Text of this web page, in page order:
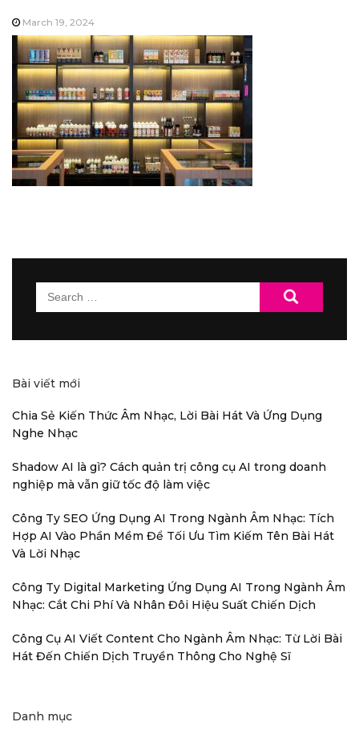
March 19, 2024
Search
for:
Bài viết mới
Chia Sẻ Kiến Thức Âm Nhạc, Lời Bài Hát Và Ứng Dụng
Nghe Nhạc
Shadow AI là gì? Cách quản trị công cụ AI trong doanh
nghiệp mà vẫn giữ tốc độ làm việc
Công Ty SEO Ứng Dụng AI Trong Ngành Âm Nhạc: Tích
Hợp AI Vào Phần Mềm Để Tối Ưu Tìm Kiếm Tên Bài Hát
Và Lời Nhạc
Công Ty Digital Marketing Ứng Dụng AI Trong Ngành Âm
Nhạc: Cắt Chi Phí Và Nhân Đôi Hiệu Suất Chiến Dịch
Công Cụ AI Viết Content Cho Ngành Âm Nhạc: Từ Lời Bài
Hát Đến Chiến Dịch Truyền Thông Cho Nghệ Sĩ
Danh mục